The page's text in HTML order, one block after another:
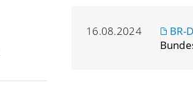
16.08.2024 BR-